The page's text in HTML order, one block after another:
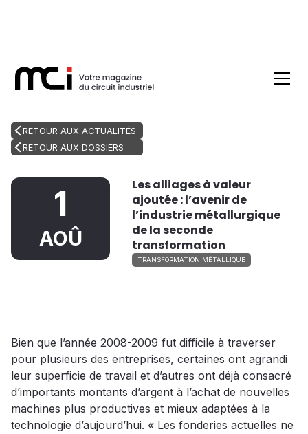
RETOUR AUX ACTUALITÉS
RETOUR AUX DOSSIERS
1
AOÛ
Les alliages à valeur
ajoutée : l’avenir de
l’industrie métallurgique
de la seconde
transformation
TRANSFORMATION MÉTALLIQUE
Bien que l’année 2008-2009 fut difficile à traverser
pour plusieurs des entreprises, certaines ont agrandi
leur superficie de travail et d’autres ont déjà consacré
d’importants montants d’argent à l’achat de nouvelles
machines plus productives et mieux adaptées à la
technologie d’aujourd’hui. « Les fonderies actuelles ne